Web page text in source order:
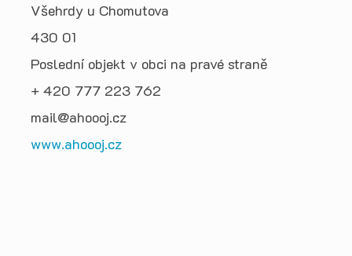
Všehrdy u Chomutova
430 01
Poslední objekt v obci na pravé straně
+ 420 777 223 762
mail@ahoooj.cz
www.ahoooj.cz